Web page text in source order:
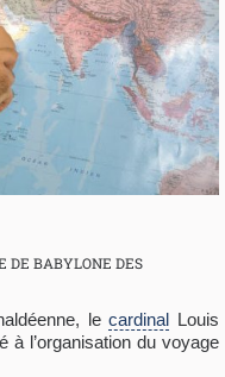
DE BABYLONE DES
lecardinal
Louis
à l’organisation du voyage